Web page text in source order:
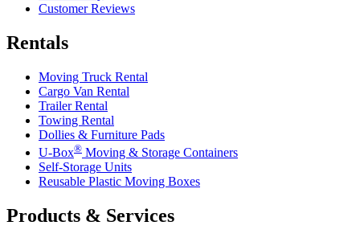
Customer Reviews
Rentals
Moving Truck Rental
Cargo Van Rental
Trailer Rental
Towing Rental
Dollies & Furniture Pads
U-Box® Moving & Storage Containers
Self-Storage Units
Reusable Plastic Moving Boxes
Products & Services